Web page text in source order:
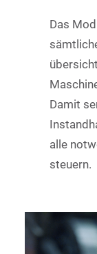
Das
Damit
alle
steuern.